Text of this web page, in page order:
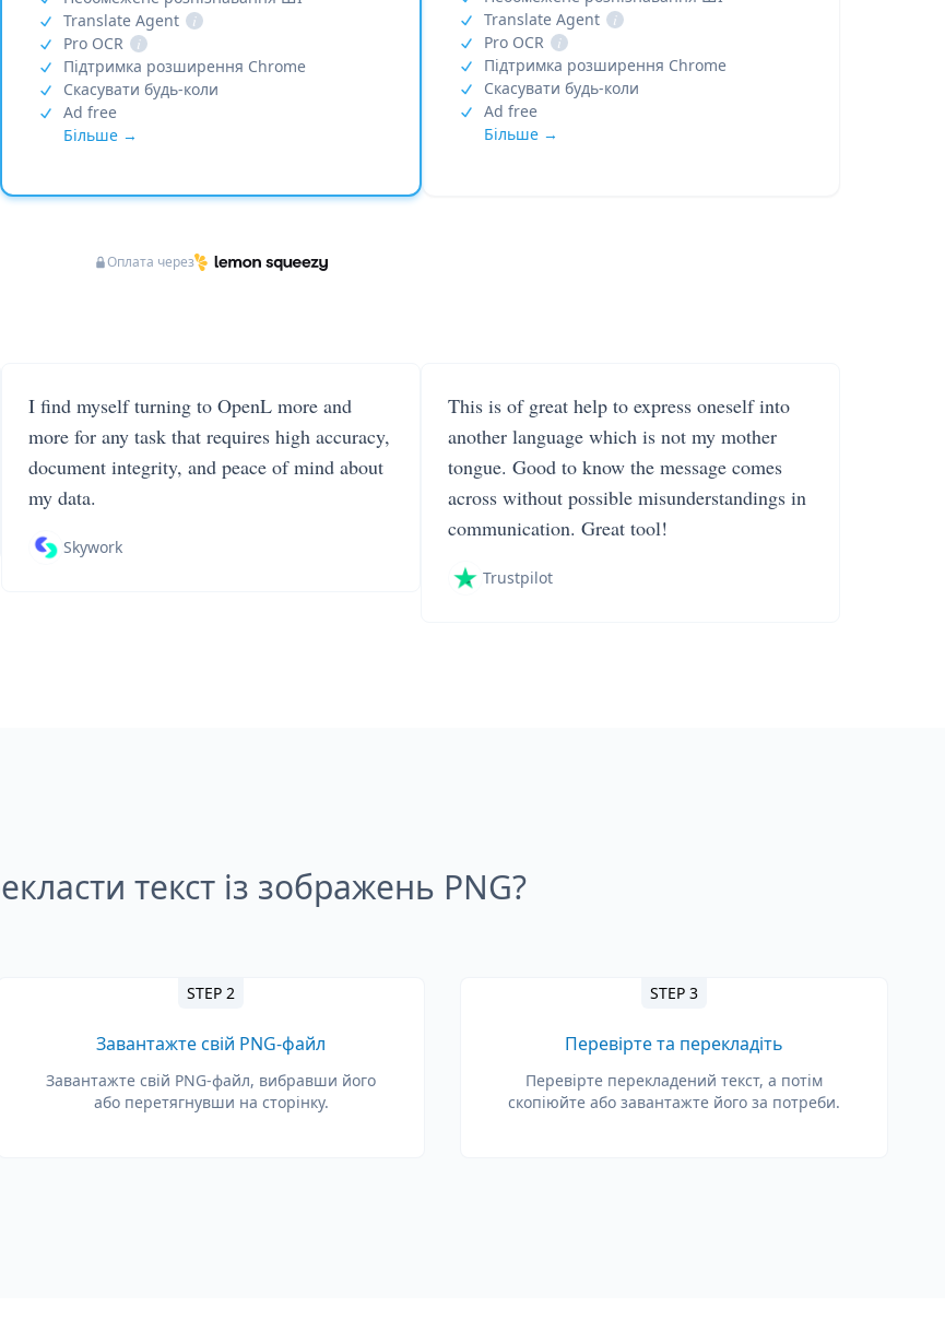
Translate Agent
i
Pro OCR
i
Підтримка розширення Chrome
Скасувати будь-коли
Ad free
Більше →
Translate Agent
i
Pro OCR
i
Підтримка розширення Chrome
Скасувати будь-коли
Ad free
Більше →
Оплата через
I find myself turning to OpenL more and
more for any task that requires high accuracy,
document integrity, and peace of mind about
my data.
Skywork
This is of great help to express oneself into
another language which is not my mother
tongue. Good to know the message comes
across without possible misunderstandings in
communication. Great tool!
Trustpilot
текст із зображень PNG?
STEP 2
Завантажте свій PNG-файл
Завантажте свій PNG-файл, вибравши його
або перетягнувши на сторінку.
STEP 3
Перевірте та перекладіть
Перевірте перекладений текст, а потім
скопіюйте або завантажте його за потреби.